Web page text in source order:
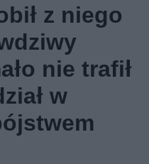
z niego
nie trafił
w